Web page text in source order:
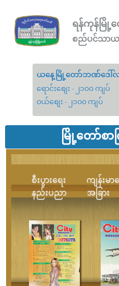
ရန်ကုန်မြို့
စည်ပင်သာယ
ယနေ့မြို့တော်ဘဏ်ဒေါ်လာ
ရောင်းစျေး - ၂၁၀၀ ကျပ်
ဝယ်စျေး - ၂၁၀၀ ကျပ်
မြို့တော်စ
စီးပွားရေး ကျန်းမာ
နည်းပညာ
အခြား